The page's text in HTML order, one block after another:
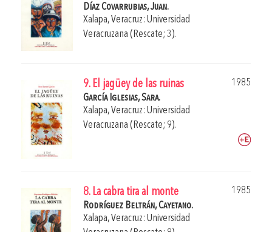
Díaz Covarrubias, Juan.
Xalapa, Veracruz: Universidad
Veracruzana (Rescate; 3).
9. El jagüey de las ruinas
1985
García Iglesias, Sara.
Xalapa, Veracruz: Universidad
Veracruzana (Rescate; 9).
8. La cabra tira al monte
1985
Rodríguez Beltrán, Cayetano.
Xalapa, Veracruz: Universidad